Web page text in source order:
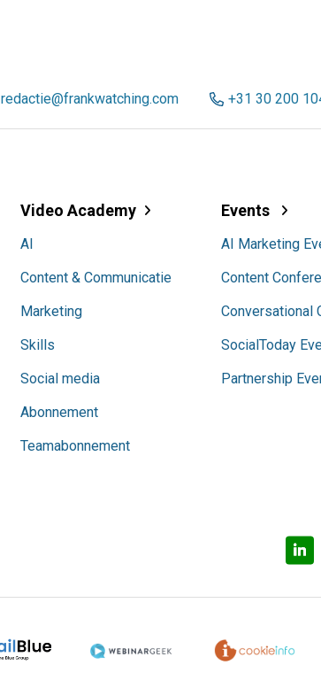
redactie@frankwatching.com +31 30 200
Video Academy
AI
Content & Communicatie
Marketing
Skills
Social media
Abonnement
Teamabonnement
Events
AI Marketing
Content
Conversational
SocialToday
Partnership